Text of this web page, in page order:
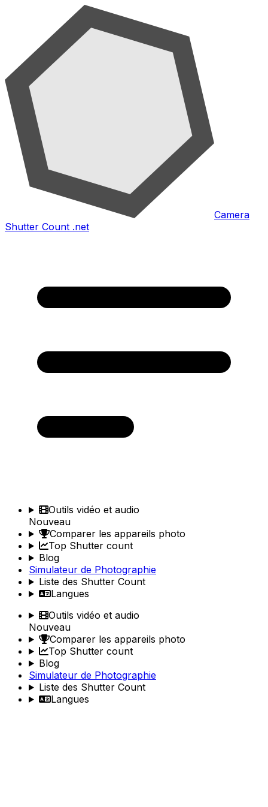
Camera
Shutter Count .net
Outils vidéo et audio
Nouveau
Comparer les appareils photo
Top Shutter count
Blog
Simulateur de Photographie
Liste des Shutter Count
Langues
Outils vidéo et audio
Nouveau
Comparer les appareils photo
Top Shutter count
Blog
Simulateur de Photographie
Liste des Shutter Count
Langues